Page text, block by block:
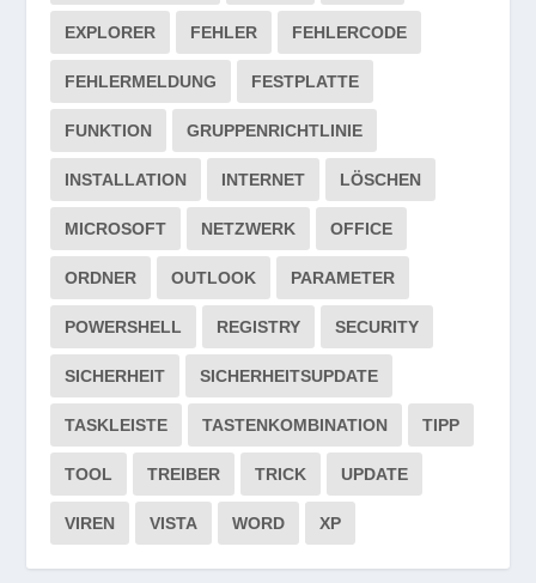
EXPLORER FEHLER FEHLERCODE
FEHLERMELDUNG FESTPLATTE
FUNKTION GRUPPENRICHTLINIE
INSTALLATION INTERNET LÖSCHEN
MICROSOFT NETZWERK OFFICE
ORDNER OUTLOOK PARAMETER
POWERSHELL REGISTRY SECURITY
SICHERHEIT SICHERHEITSUPDATE
TASKLEISTE TASTENKOMBINATION TIPP
TOOL TREIBER TRICK UPDATE
VIREN VISTA WORD XP